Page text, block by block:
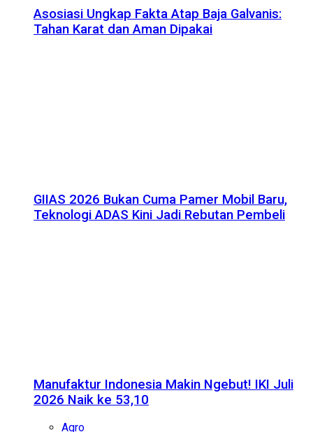
Asosiasi Ungkap Fakta Atap Baja Galvanis:
Tahan Karat dan Aman Dipakai
GIIAS 2026 Bukan Cuma Pamer Mobil Baru,
Teknologi ADAS Kini Jadi Rebutan Pembeli
Manufaktur Indonesia Makin Ngebut! IKI Juli
2026 Naik ke 53,10
Agro